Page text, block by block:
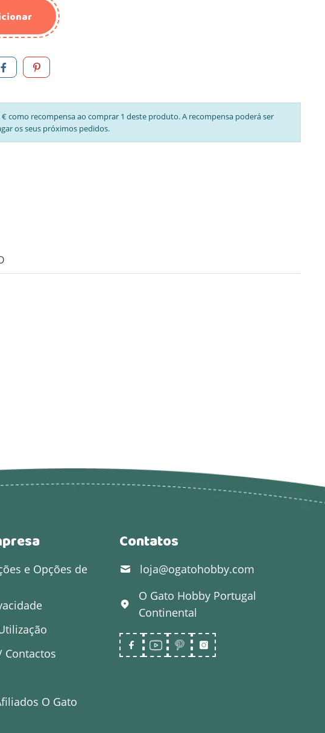
€ como recompensa ao comprar 1 deste produto. A recompensa poderá ser
os seus próximos pedidos.
e Opções de
Contactos
O Gato
Contatos
loja@ogatohobby.com
O Gato Hobby Portugal
Continental